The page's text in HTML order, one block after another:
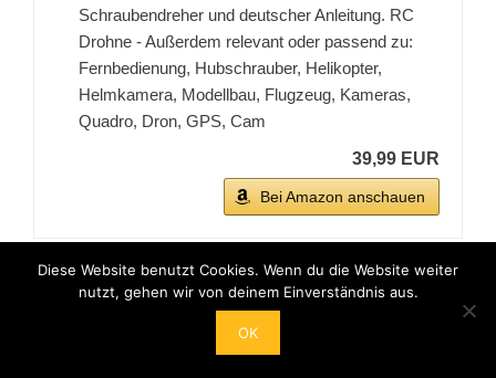
Schraubendreher und deutscher Anleitung. RC
Drohne - Außerdem relevant oder passend zu:
Fernbedienung, Hubschrauber, Helikopter,
Helmkamera, Modellbau, Flugzeug, Kameras,
Quadro, Dron, GPS, Cam
39,99 EUR
Bei Amazon anschauen
Wenn du gute Mini Quadrocopter Kaufen Tests
suchst, findest du diese zum Beispiel bei der
Stiftung
Warentest online oder Test.de.
Diese Website benutzt Cookies. Wenn du die Website weiter
nutzt, gehen wir von deinem Einverständnis aus.
OK